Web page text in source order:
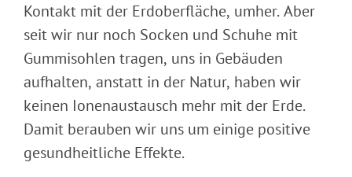
Kontakt mit der Erdoberfläche, umher. Aber
seit wir nur noch Socken und Schuhe mit
Gummisohlen tragen, uns in Gebäuden
aufhalten, anstatt in der Natur, haben wir
keinen Ionenaustausch mehr mit der Erde.
Damit berauben wir uns um einige positive
gesundheitliche Effekte.